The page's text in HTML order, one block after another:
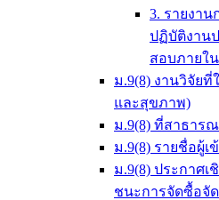
3. รายงา
ปฏิบัติงาน
สอบภายใ
ม.9(8) งานวิจัย
และสุขภาพ)
ม.9(8) ที่สาธาร
ม.9(8) รายชื่อผู้เ
ม.9(8) ประกาศ
ชนะการจัดซื้อจั